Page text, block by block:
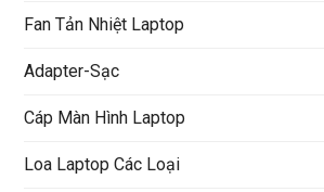
Fan Tản Nhiệt Laptop
Adapter-Sạc
Cáp Màn Hình Laptop
Loa Laptop Các Loại